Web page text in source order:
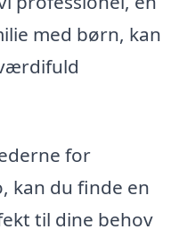
med børn, kan
for
kan du finde en
til dine behov